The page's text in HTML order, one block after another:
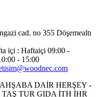
cad. no 355 Döşemealtı
içi : Haftaiçi 09:00 -
- 15:00
DAİR HERŞEY -
TUR GIDA İTH İHR